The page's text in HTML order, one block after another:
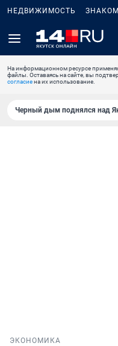
НЕДВИЖИМОСТЬ
На информационном ресурсе
файлы. Оставаясь на сайте, вы
согласиена их использование.
Черный дым поднялся над
ЭКОНОМИКА